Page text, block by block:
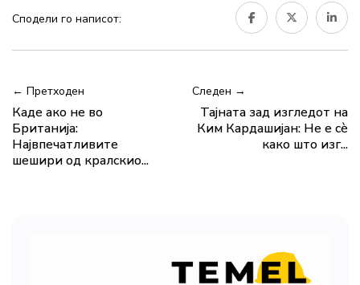
Сподели го написот:
← Претходен
Каде ако не во
Британија:
Највпечатливите
шешири од кралскио...
Следен →
Тајната зад изгледот на
Ким Кардашијан: Не е сè
како што изг...